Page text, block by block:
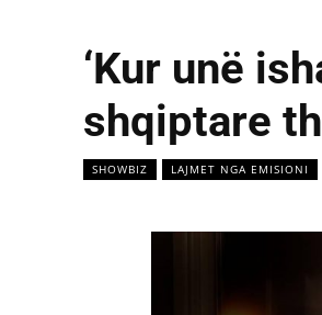
‘Kur unë
shqiptare
SHOWBIZ LAJMET NGA EMISIONI